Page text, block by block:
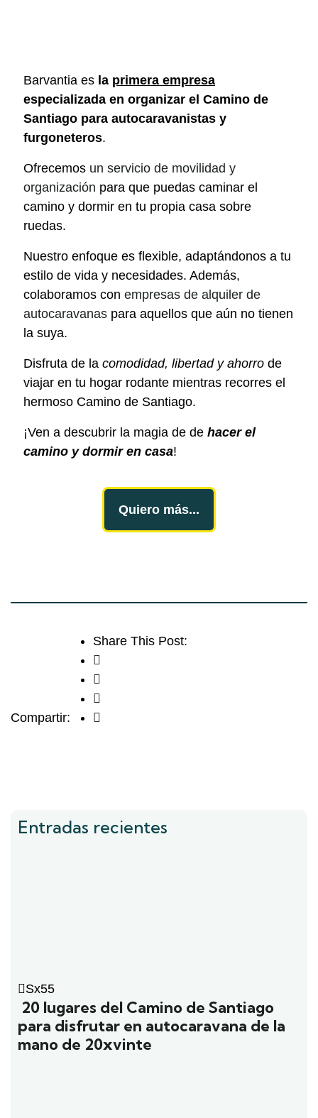
Barvantia es la primera empresa
especializada en organizar el Camino de
Santiago para autocaravanistas y
furgoneteros.
Ofrecemos un servicio de movilidad y
organización para que puedas caminar el
camino y dormir en tu propia casa sobre
ruedas.
Nuestro enfoque es flexible, adaptándonos a tu
estilo de vida y necesidades. Además,
colaboramos con empresas de alquiler de
autocaravanas para aquellos que aún no tienen
la suya.
Disfruta de la comodidad, libertad y ahorro de
viajar en tu hogar rodante mientras recorres el
hermoso Camino de Santiago.
¡Ven a descubrir la magia de de hacer el
camino y dormir en casa!
Quiero más...
Compartir:
Share This Post:
Entradas recientes
Sx55
20 lugares del Camino de Santiago
para disfrutar en autocaravana de la
mano de 20xvinte